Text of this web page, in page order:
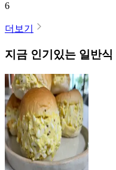
6
더보기
지금 인기있는 일반식